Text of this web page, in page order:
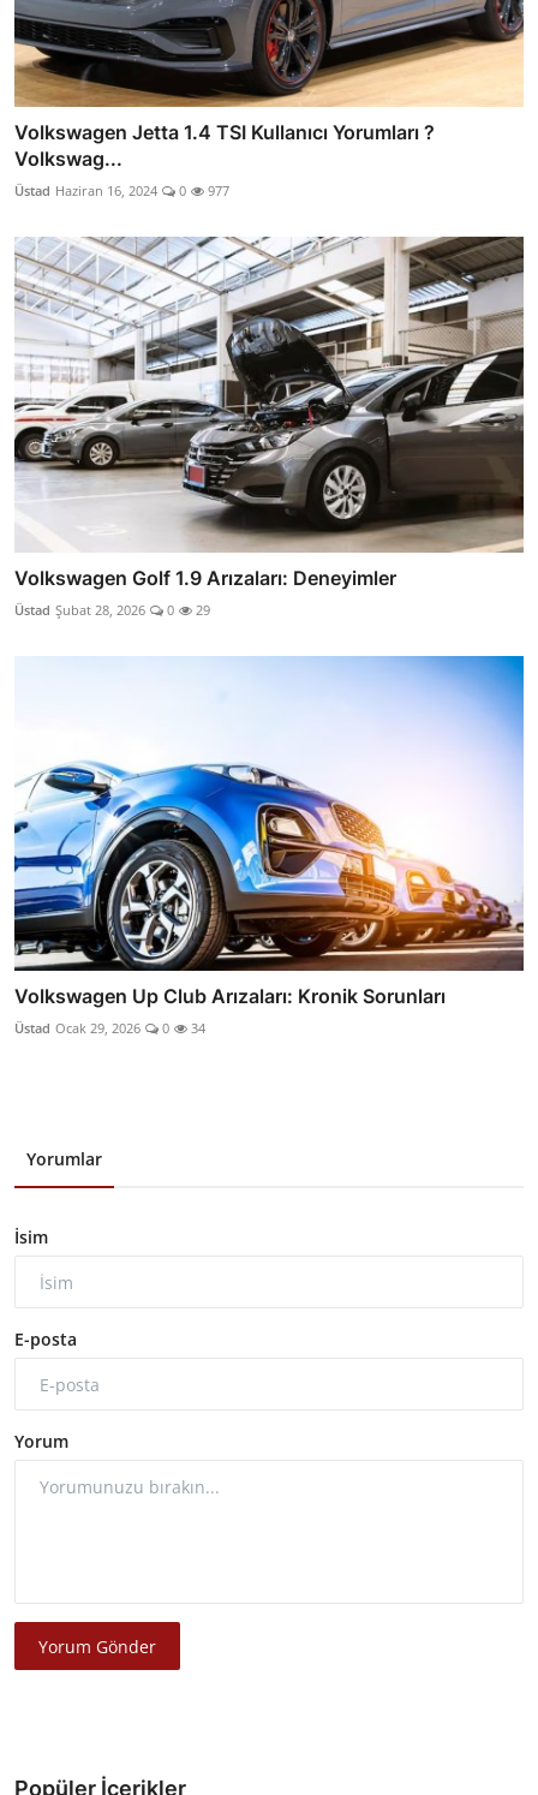
Volkswagen Jetta 1.4 TSI Kullanıcı Yorumları ?
Volkswag...
Üstad Haziran 16, 2024 0 977
Volkswagen Golf 1.9 Arızaları: Deneyimler
Üstad Şubat 28, 2026 0 29
Volkswagen Up Club Arızaları: Kronik Sorunları
Üstad Ocak 29, 2026 0 34
Yorumlar
İsim
E-posta
Yorum
Yorum Gönder
Popüler İçerikler